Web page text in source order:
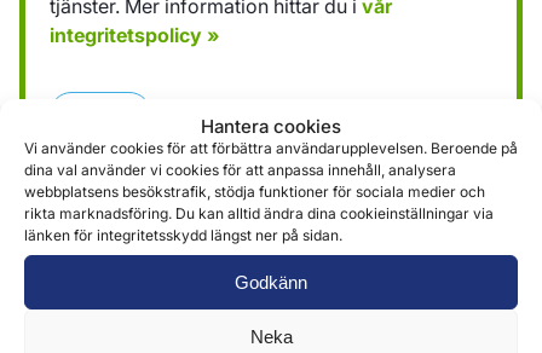
Hantera cookies
Vi använder cookies för att förbättra användarupplevelsen. Beroende på
dina val använder vi cookies för att anpassa innehåll, analysera
webbplatsens besökstrafik, stödja funktioner för sociala medier och
rikta marknadsföring. Du kan alltid ändra dina cookieinställningar via
länken för integritetsskydd längst ner på sidan.
Godkänn
Neka
tjänster. Mer information hittar du i vår
integritetspolicy »
Liknande produkter